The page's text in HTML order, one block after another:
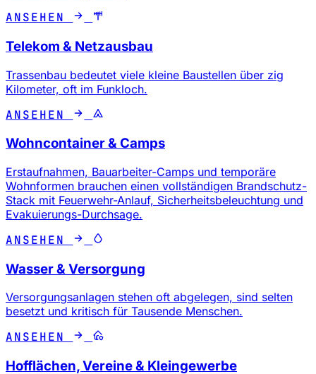
ANSEHEN
Telekom & Netzausbau
Trassenbau bedeutet viele kleine Baustellen über zig
Kilometer, oft im Funkloch.
ANSEHEN
Wohncontainer & Camps
Erstaufnahmen, Bauarbeiter-Camps und temporäre
Wohnformen brauchen einen vollständigen Brandschutz-
Stack mit Feuerwehr-Anlauf, Sicherheitsbeleuchtung und
Evakuierungs-Durchsage.
ANSEHEN
Wasser & Versorgung
Versorgungsanlagen stehen oft abgelegen, sind selten
besetzt und kritisch für Tausende Menschen.
ANSEHEN
Hofflächen, Vereine & Kleingewerbe